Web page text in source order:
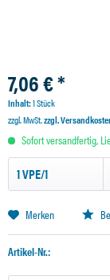
7,06 € *
Inhalt:1 Stück
zzgl. MwSt.zzgl.
Sofort versandfertig,
Merken
Artikel-Nr.: